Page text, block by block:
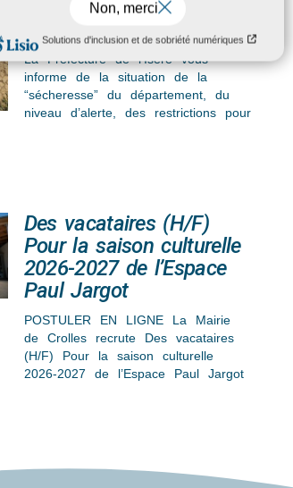
La Préfecture de l’Isère vous
informe de la situation de la
“sécheresse” du département, du
niveau d’alerte, des restrictions pour
Des vacataires (H/F)
Pour la saison culturelle
2026-2027 de l’Espace
Paul Jargot
POSTULER EN LIGNE La Mairie
de Crolles recrute Des vacataires
(H/F) Pour la saison culturelle
2026-2027 de l’Espace Paul Jargot